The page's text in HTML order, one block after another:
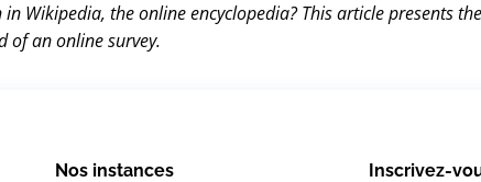
Wikipedia, the online encyclopedia? This article presents
of an online survey.
Inscrivez-
Nos instances